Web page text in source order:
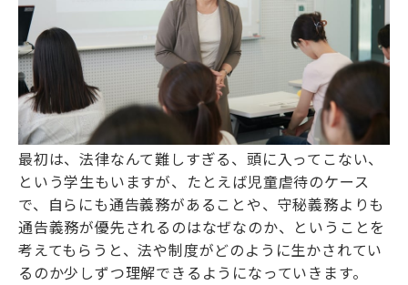
最初は、法律なんて難しすぎる、頭に入ってこない、
という学生もいますが、たとえば児童虐待のケース
で、自らにも通告義務があることや、守秘義務よりも
通告義務が優先されるのはなぜなのか、ということを
考えてもらうと、法や制度がどのように生かされてい
るのか少しずつ理解できるようになっていきます。